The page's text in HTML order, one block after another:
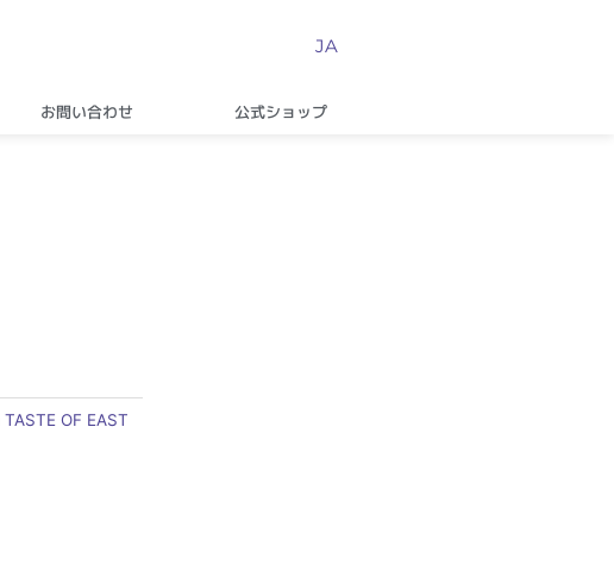
JA
お問い合わせ 公式ショップ
TASTE OF EAST